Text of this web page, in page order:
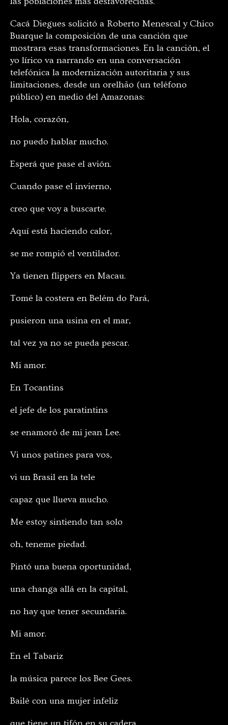
Cacá Diegues solicitó a Roberto Menescal y Chico
Buarque la composición de una canción que
mostrara esas transformaciones. En la canción, el
yo lírico va narrando en una conversación
telefónica la modernización autoritaria y sus
limitaciones, desde un orelhão (un teléfono
público) en medio del Amazonas:
Hola, corazón,
no puedo hablar mucho.
Esperá que pase el avión.
Cuando pase el invierno,
creo que voy a buscarte.
Aquí está haciendo calor,
se me rompió el ventilador.
Ya tienen flippers en Macau.
Tomé la costera en Belém do Pará,
pusieron una usina en el mar,
tal vez ya no se pueda pescar.
Mi amor.
En Tocantins
el jefe de los paratintins
se enamoró de mi jean Lee.
Vi unos patines para vos,
vi un Brasil en la tele
capaz que llueva mucho.
Me estoy sintiendo tan solo
oh, teneme piedad.
Pintó una buena oportunidad,
una changa allá en la capital,
no hay que tener secundaria.
Mi amor.
En el Tabariz
la música parece los Bee Gees.
Bailé con una mujer infeliz